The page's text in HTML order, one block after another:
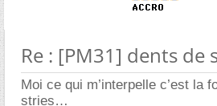
Re : [PM31] dents de
Moi ce qui m’interpelle c’est la
stries